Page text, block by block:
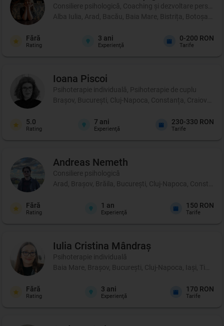
Consiliere psihologică, Coaching şi dezvoltare
Alba Iulia, Arad, Bacău, Baia Mare, Bistrița, Botoșani,
Fără
Rating
3 ani
Experienţă
0-200 RON
Tarife
Ioana Piscoi
Psihoterapie individuală, Psihoterapie de cuplu
Brașov, București, Cluj-Napoca, Constanța, Craiova,
5.0
Rating
7 ani
Experienţă
230-330 RON
Tarife
Andreas Nemeth
Consiliere psihologică
Arad, Brașov, Brăila, București, Cluj-Napoca,
Fără
Rating
1 an
Experienţă
150 RON
Tarife
Iulia Cristina Mândraș
Psihoterapie individuală
Baia Mare, Brașov, București, Cluj-Napoca, Iași,
Fără
Rating
3 ani
Experienţă
170 RON
Tarife